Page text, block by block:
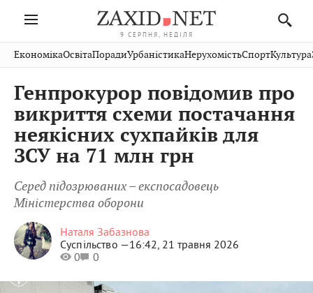
9 СЕРПНЯ, НЕДІЛЯ
Івано-
Франківськ
Волинь
Закарпаття
Рівне
Чернівці
Шептицький
Стрий
Хмельницький
Публікації
Авто СловкоКультура
Кіно Дім СпортКраєзнавство
ФотоОсвітаНерухомість
Домашні
тварини
ЕкономікаОсвітаПорадиУрбаністикаНерухомістьСпортКультура
Генпрокурор повідомив про
викриття схеми постачання
неякісних сухпайків для
ЗСУ на 71 млн грн
Серед підозрюваних – експосадовець
Міністерства оборони
Наталя Забазнова
Суспільство —16:42, 21 травня 2026
0
0